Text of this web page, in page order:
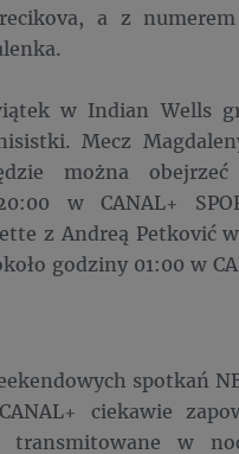
a z
w Indian Wells
Mecz
można
w CANAL+
z Andreą Petković
godziny 01:00 w
spotkań
ciekawie
transmitowane w